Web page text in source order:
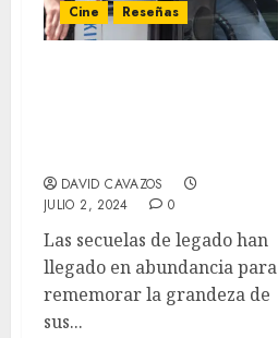
Cine Reseñas
DAVID CAVAZOS
JULIO 2, 2024
0
Las secuelas de legado han
llegado en abundancia para
rememorar la grandeza de
sus...